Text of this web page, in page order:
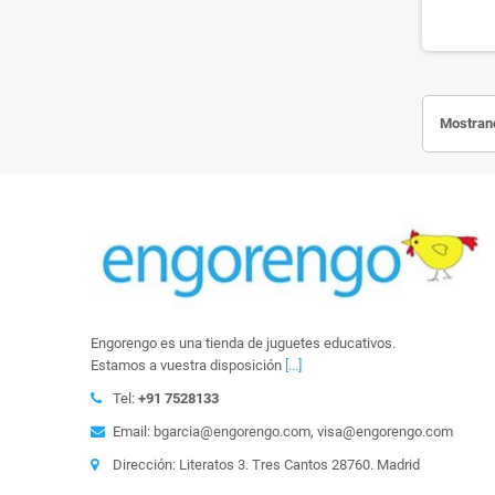
Engorengo es una tienda de juguetes educativos.
Estamos a vuestra disposición [...]
Tel: +91 7528133
Email: bgarcia@engorengo.com, visa@engorengo.com
Dirección: Literatos 3. Tres Cantos 28760. Madrid